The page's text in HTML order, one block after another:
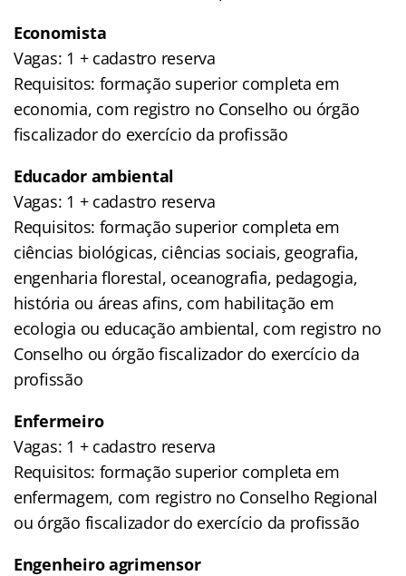
Economista
Vagas: 1 + cadastro reserva
Requisitos: formação superior completa em
economia, com registro no Conselho ou órgão
fiscalizador do exercício da profissão
Educador ambiental
Vagas: 1 + cadastro reserva
Requisitos: formação superior completa em
ciências biológicas, ciências sociais, geografia,
engenharia florestal, oceanografia, pedagogia,
história ou áreas afins, com habilitação em
ecologia ou educação ambiental, com registro no
Conselho ou órgão fiscalizador do exercício da
profissão
Enfermeiro
Vagas: 1 + cadastro reserva
Requisitos: formação superior completa em
enfermagem, com registro no Conselho Regional
ou órgão fiscalizador do exercício da profissão
Engenheiro agrimensor